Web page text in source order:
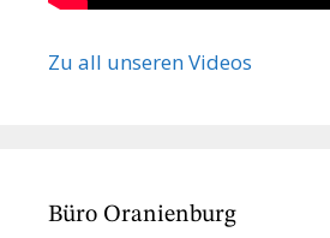
Zu all unseren Videos
Büro Oranienburg